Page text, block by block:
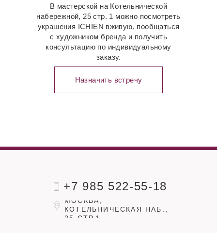
В мастерской на Котельнической
набережной, 25 стр. 1 можно посмотреть
украшения ICHIEN вживую, пообщаться
с художником бренда и получить
консультацию по индивидуальному
заказу.
Назначить встречу
+7 985 522-55-18
МОСКВА,
КОТЕЛЬНИЧЕСКАЯ НАБ.,
25 СТР.1